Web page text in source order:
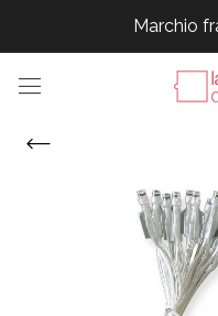
Marchio
Marchio
Marchio